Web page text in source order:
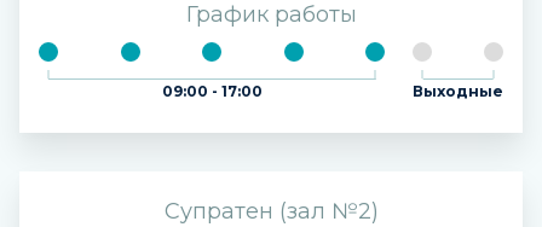
График работы
09:00 - 17:00 Выходные
Супратен (зал №2)